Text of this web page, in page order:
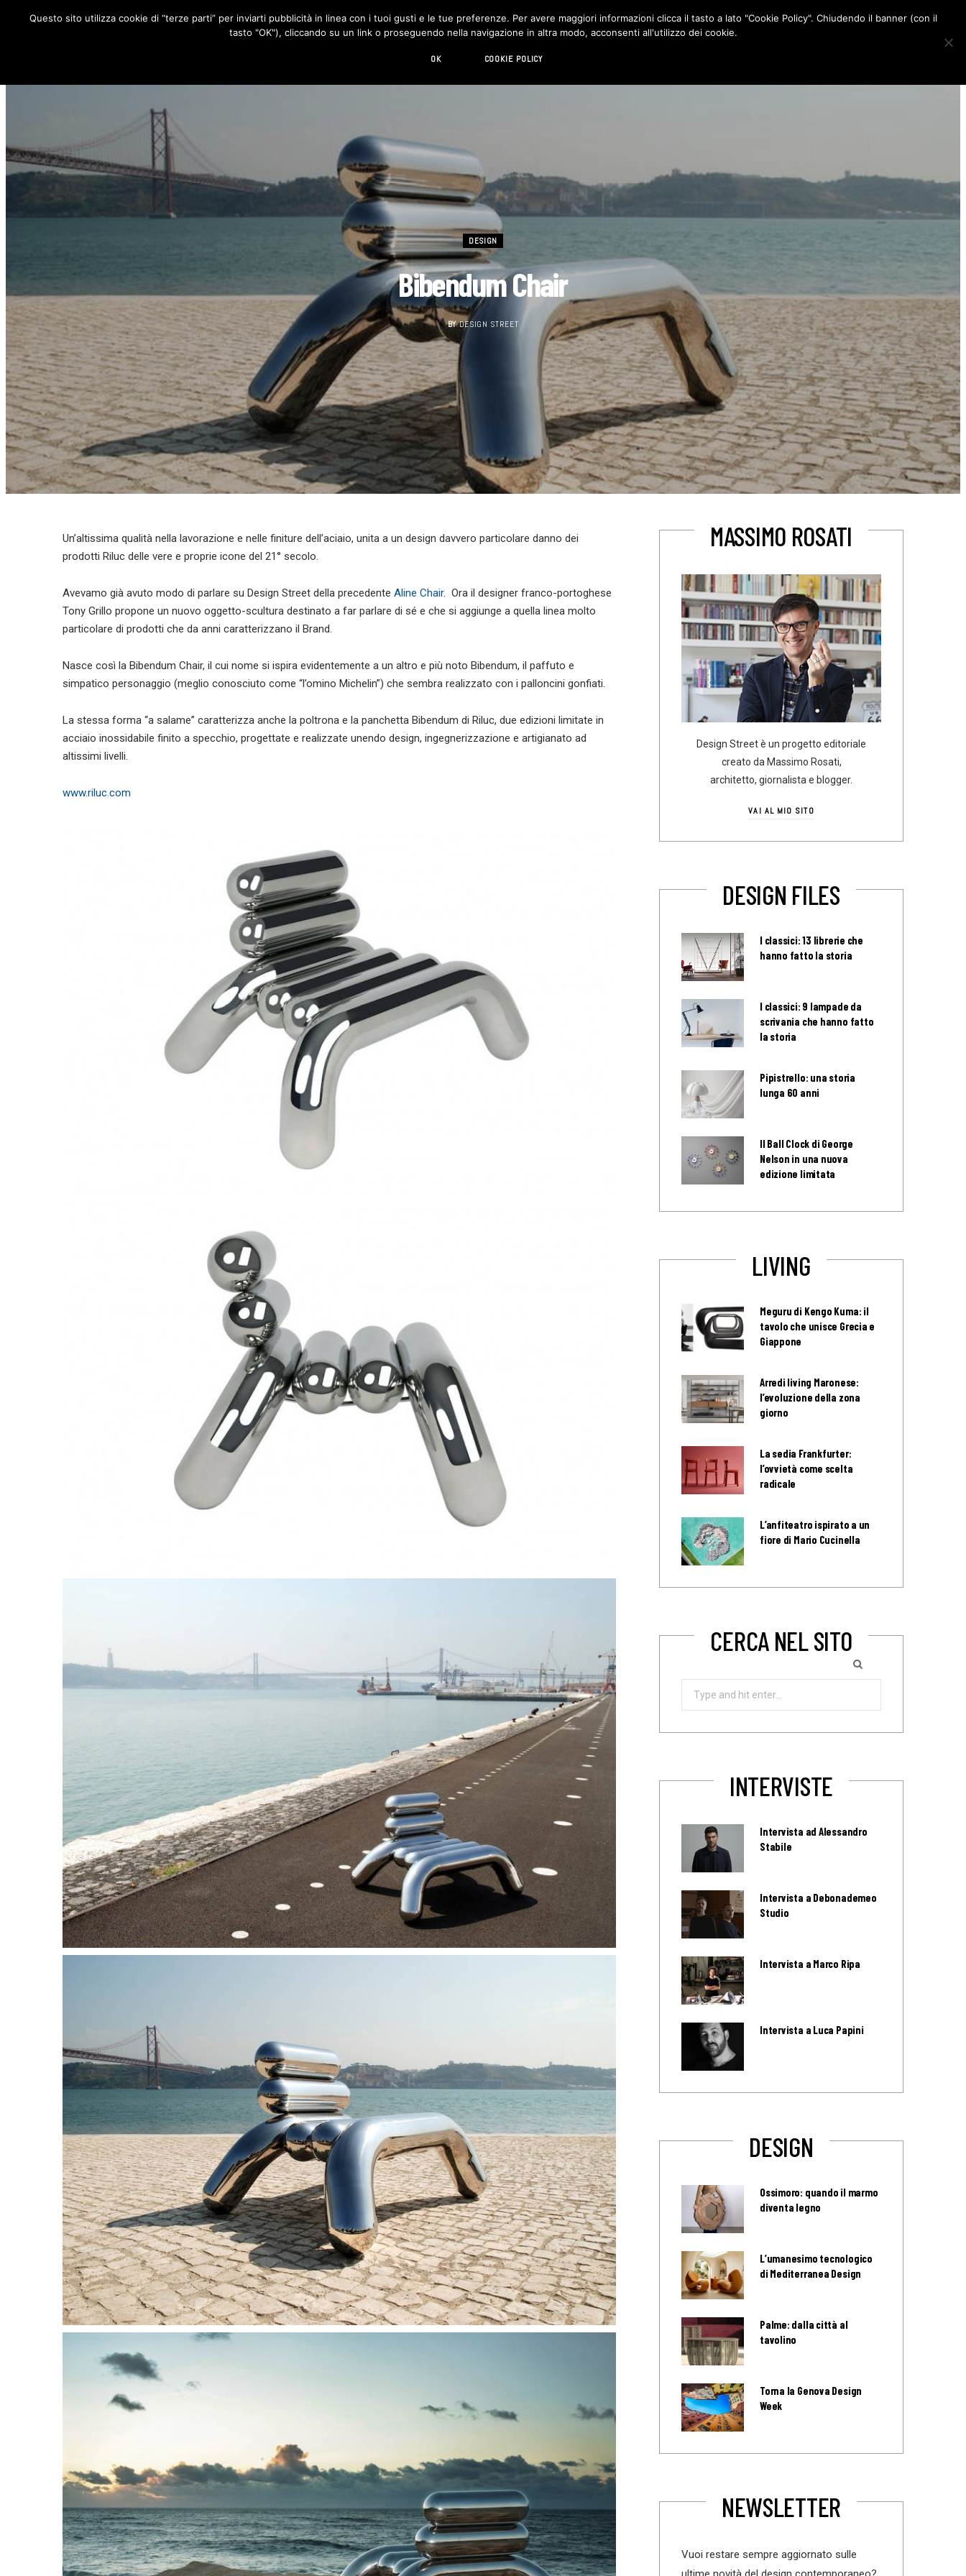
RUBRICHE DESIGN LIVING HI-TECH CHI SIAMO CONTATTI
o
g
r
d
DESIGN
Bibendum Chair
BY DESIGN STREET
Un’altissima qualità nella lavorazione e nelle finiture dell’aciaio, unita a un design davvero particolare danno dei
prodotti Riluc delle vere e proprie icone del 21° secolo.
Avevamo già avuto modo di parlare su Design Street della precedente Aline Chair. Ora il designer franco-portoghese
Tony Grillo propone un nuovo oggetto-scultura destinato a far parlare di sé e che si aggiunge a quella linea molto
particolare di prodotti che da anni caratterizzano il Brand.
Nasce così la Bibendum Chair, il cui nome si ispira evidentemente a un altro e più noto Bibendum, il paffuto e
simpatico personaggio (meglio conosciuto come “l’omino Michelin”) che sembra realizzato con i palloncini gonfiati.
La stessa forma “a salame” caratterizza anche la poltrona e la panchetta Bibendum di Riluc, due edizioni limitate in
acciaio inossidabile finito a specchio, progettate e realizzate unendo design, ingegnerizzazione e artigianato ad
altissimi livelli.
www.riluc.com
MASSIMO ROSATI
Design Street è un progetto editoriale
creato da Massimo Rosati,
architetto, giornalista e blogger.
VAI AL MIO SITO
DESIGN FILES
I classici: 13 librerie che
hanno fatto la storia
I classici: 9 lampade da
scrivania che hanno fatto
la storia
Pipistrello: una storia
lunga 60 anni
Il Ball Clock di George
Nelson in una nuova
edizione limitata
LIVING
Meguru di Kengo Kuma: il
tavolo che unisce Grecia e
Giappone
Arredi living Maronese:
l’evoluzione della zona
giorno
La sedia Frankfurter:
l’ovvietà come scelta
radicale
L’anfiteatro ispirato a un
fiore di Mario Cucinella
CERCA NEL SITO
Search
INTERVISTE
Intervista ad Alessandro
Stabile
Intervista a Debonademeo
Studio
Intervista a Marco Ripa
Intervista a Luca Papini
DESIGN
Ossimoro: quando il marmo
diventa legno
L’umanesimo tecnologico
di Mediterranea Design
Palme: dalla città al
tavolino
Torna la Genova Design
Week
NEWSLETTER
Vuoi restare sempre aggiornato sulle
Questo sito utilizza cookie di “terze parti” per inviarti pubblicità in linea con i tuoi gusti e le tue preferenze. Per avere maggiori informazioni clicca il tasto a lato "Cookie Policy". Chiudendo il banner (con il
tasto "OK"), cliccando su un link o proseguendo nella navigazione in altra modo, acconsenti all'utilizzo dei cookie.
OK COOKIE POLICY